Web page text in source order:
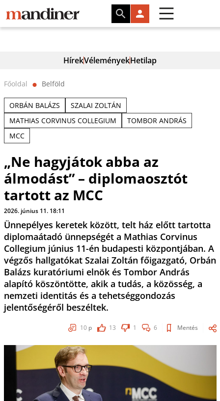
HírekVéleményekHetilap
Főoldal ⬤ Belföld
ORBÁN BALÁZS
SZALAI ZOLTÁN
MATHIAS CORVINUS COLLEGIUM
TOMBOR ANDRÁS
MCC
„Ne hagyjátok abba az
álmodást” – diplomaosztót
tartott az MCC
2026. június 11. 18:11
Ünnepélyes keretek között, telt ház előtt tartotta
diplomaátadó ünnepségét a Mathias Corvinus
Collegium június 11-én budapesti központjában. A
végzős hallgatókat Szalai Zoltán főigazgató, Orbán
Balázs kuratóriumi elnök és Tombor András
alapító köszöntötte, akik a tudás, a közösség, a
nemzeti identitás és a tehetséggondozás
jelentőségéről beszéltek.
10 p 13 1 6 Mentés